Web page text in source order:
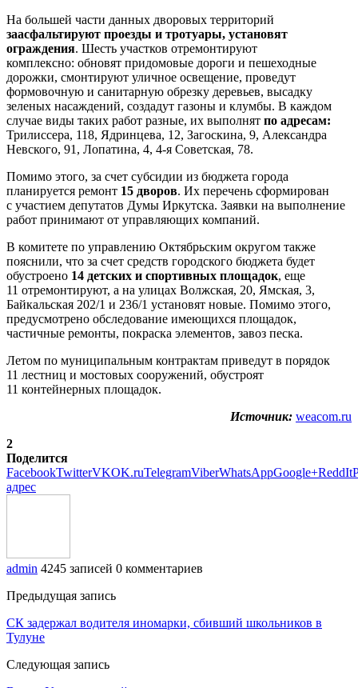
На большей части данных дворовых территорий
заасфальтируют проезды и тротуары, установят
ограждения. Шесть участков отремонтируют
комплексно: обновят придомовые дороги и пешеходные
дорожки, смонтируют уличное освещение, проведут
формовочную и санитарную обрезку деревьев, высадку
зеленых насаждений, создадут газоны и клумбы. В каждом
случае виды таких работ разные, их выполнят по адресам:
Трилиссера, 118, Ядринцева, 12, Загоскина, 9, Александра
Невского, 91, Лопатина, 4, 4-я Советская, 78.
Помимо этого, за счет субсидии из бюджета города
планируется ремонт 15 дворов. Их перечень сформирован
с участием депутатов Думы Иркутска. Заявки на выполнение
работ принимают от управляющих компаний.
В комитете по управлению Октябрьским округом также
пояснили, что за счет средств городского бюджета будет
обустроено 14 детских и спортивных площадок, еще
11 отремонтируют, а на улицах Волжская, 20, Ямская, 3,
Байкальская 202/1 и 236/1 установят новые. Помимо этого,
предусмотрено обследование имеющихся площадок,
частичные ремонты, покраска элементов, завоз песка.
Летом по муниципальным контрактам приведут в порядок
11 лестниц и мостовых сооружений, обустроят
11 контейнерных площадок.
Источник: weacom.ru
2
Поделится
FacebookTwitterVKOK.ruTelegramViberWhatsAppGoogle+ReddIt
адрес
admin 4245 записей 0 комментариев
Предыдущая запись
СК задержал водителя иномарки, сбивший школьников в
Тулуне
Следующая запись